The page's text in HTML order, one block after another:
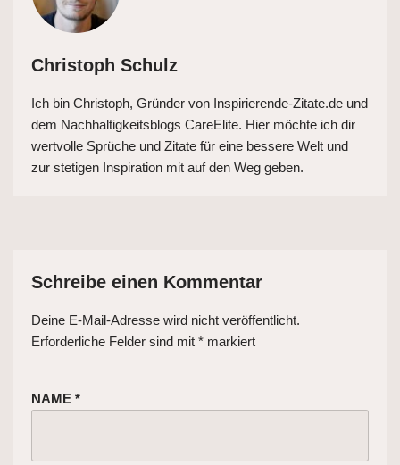
Christoph Schulz
Ich bin Christoph, Gründer von Inspirierende-Zitate.de und
dem Nachhaltigkeitsblogs CareElite. Hier möchte ich dir
wertvolle Sprüche und Zitate für eine bessere Welt und
zur stetigen Inspiration mit auf den Weg geben.
Schreibe einen Kommentar
Deine E-Mail-Adresse wird nicht veröffentlicht.
Erforderliche Felder sind mit * markiert
NAME *